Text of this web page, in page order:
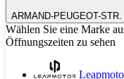
ARMAND-PEUGEOT-STR.
Wählen Sie eine Marke
Öffnungszeiten zu sehen